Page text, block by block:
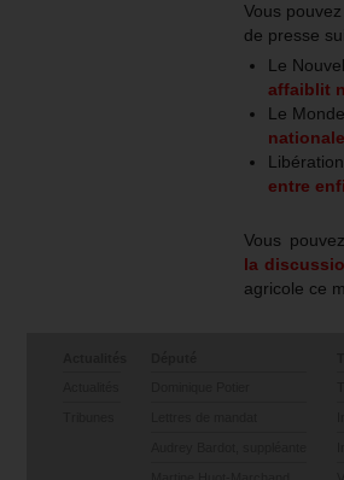
Vous
de presse
Le
affaiblit
Le
entre
Vous
la
agricole ce